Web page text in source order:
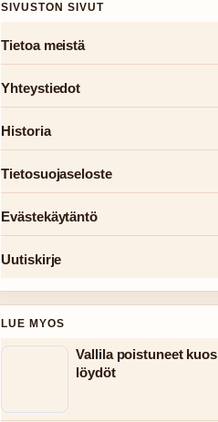
SIVUSTON SIVUT
Tietoa meistä
Yhteystiedot
Historia
Tietosuojaseloste
Evästekäytäntö
Uutiskirje
LUE MYOS
Vallila poistuneet
löydöt